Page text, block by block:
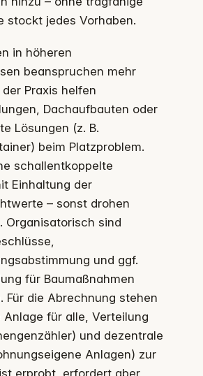
stockt jedes Vorhaben.
in höheren
beanspruchen mehr
Praxis helfen
Dachaufbauten oder
Lösungen (z. B.
beim Platzproblem.
schallentkoppelte
Einhaltung der
– sonst drohen
Organisatorisch sind
und ggf.
für Baumaßnahmen
Für die Abrechnung stehen
Anlage für alle, Verteilung
und dezentrale
Anlagen) zur